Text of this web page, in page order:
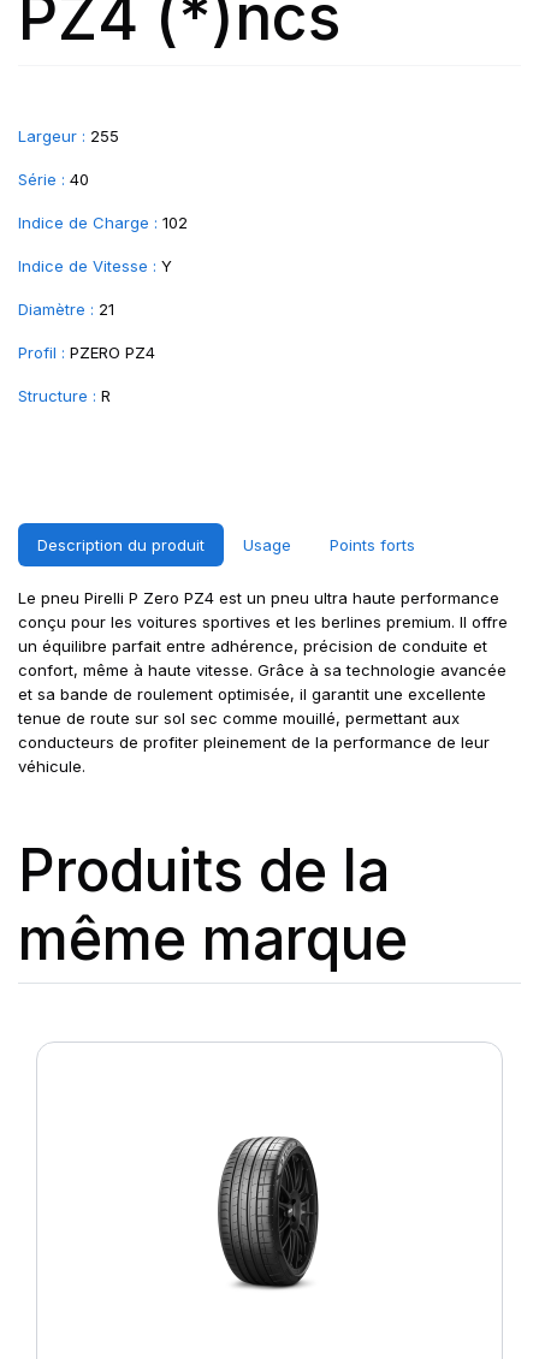
PZ4 (*)ncs
Largeur : 255
Série : 40
Indice de Charge : 102
Indice de Vitesse : Y
Diamètre : 21
Profil : PZERO PZ4
Structure : R
Description du produit Usage Points forts
Le pneu Pirelli P Zero PZ4 est un pneu ultra haute performance
conçu pour les voitures sportives et les berlines premium. Il offre
un équilibre parfait entre adhérence, précision de conduite et
confort, même à haute vitesse. Grâce à sa technologie avancée
et sa bande de roulement optimisée, il garantit une excellente
tenue de route sur sol sec comme mouillé, permettant aux
conducteurs de profiter pleinement de la performance de leur
véhicule.
Produits de la
même marque